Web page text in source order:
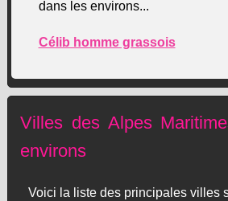
dans les environs...
Célib homme grassois
Villes des Alpes
environs
Voici la liste des principales villes